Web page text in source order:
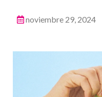
noviembre 29, 2024